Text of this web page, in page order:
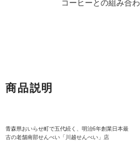
コーヒーとの組み合
商品説明
青森県おいらせ町で五代続く、明治6年創業日本最
古の老舗南部せんべい「川越せんべい」店